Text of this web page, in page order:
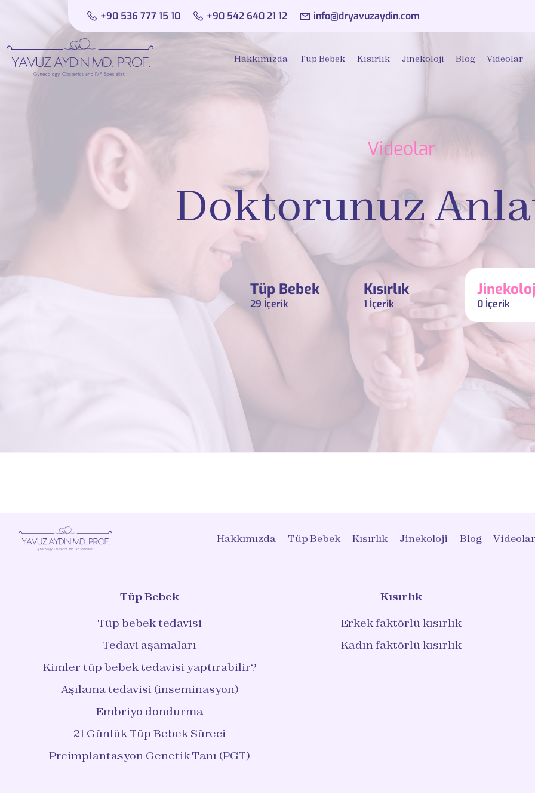
+90 536 777 15 10 +90 542 640 21 12 info@dryavuzaydin.com
Hakkımızda Tüp Bebek Kısırlık Jinekoloji Blog Videolar
Videolar
Doktorunuz
Tüp Bebek
29 İçerik
Kısırlık
1 İçerik 0 İçerik
Hakkımızda Tüp Bebek Kısırlık Jinekoloji Blog Videolar
Tüp Bebek
Tüp bebek tedavisi
Tedavi aşamaları
Kimler tüp bebek tedavisi yaptırabilir?
Aşılama tedavisi (​​inseminasyon)
Embriyo dondurma
21 Günlük Tüp Bebek Süreci
Preimplantasyon Genetik Tanı (PGT)
Kısırlık
Erkek faktörlü kısırlık
Kadın faktörlü kısırlık